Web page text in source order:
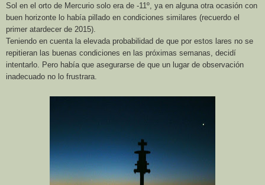
Sol en el orto de Mercurio solo era de -11º, ya en alguna otra ocasión con
buen horizonte lo había pillado en condiciones similares (recuerdo el
primer atardecer de 2015).
Teniendo en cuenta la elevada probabilidad de que por estos lares no se
repitieran las buenas condiciones en las próximas semanas, decidí
intentarlo. Pero había que asegurarse de que un lugar de observación
inadecuado no lo frustrara.